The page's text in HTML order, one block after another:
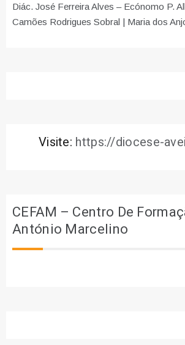
Diác. José Ferreira Alves – Ecónomo P.
Camões Rodrigues Sobral | Maria dos
Visite: https://diocese-
CEFAM – Centro De
António Marcelino